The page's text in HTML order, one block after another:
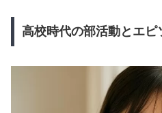
高校時代の部活動とエピ